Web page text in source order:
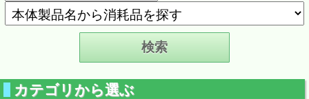
カテゴリから選ぶ